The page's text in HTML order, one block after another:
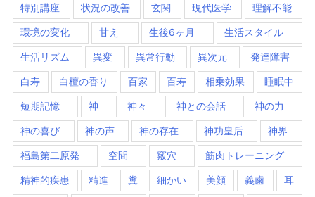
特別講座 状況の改善 玄関 現代医学 理解不能
環境の変化 甘え 生後6ヶ月 生活スタイル
生活リズム 異変 異常行動 異次元 発達障害
白寿 白檀の香り 百家 百寿 相乗効果 睡眠中
短期記憶 神 神々 神との会話 神の力
神の喜び 神の声 神の存在 神功皇后 神界
福島第二原発 空間 竅穴 筋肉トレーニング
精神的疾患 精進 糞 細かい 美顔 義歯 耳